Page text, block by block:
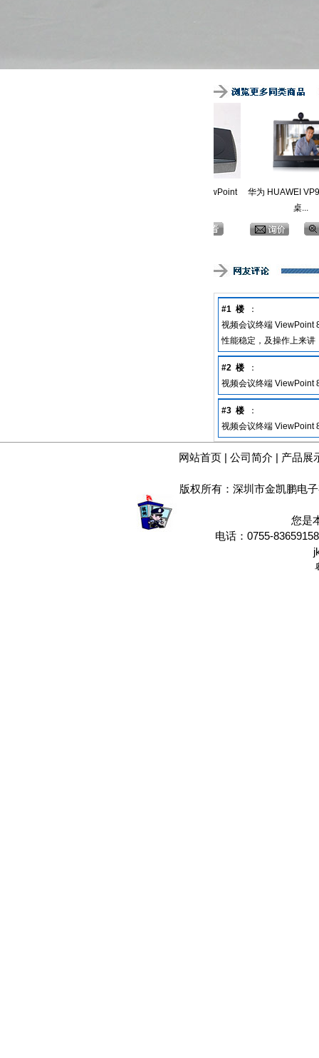
华为 视频会议终端 ViewPoint
华为 HUAWEI VP9050
#1 楼 ：
视频会议终端 ViewPoint
性能稳定，及操作上来讲
#2 楼 ：
视频会议终端 ViewPoint
#3 楼 ：
视频会议终端 ViewPoint
网站首页 | 公司简介 | 产品展
版权所有：深圳市金凯鹏电
您是
电话：0755-